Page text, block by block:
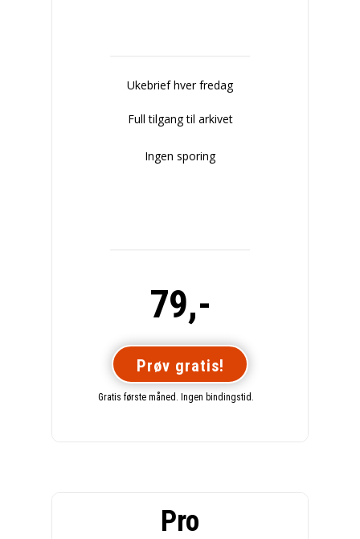
Ukebrief hver fredag
Full tilgang til arkivet
Ingen sporing
79,-
Prøv gratis!
Gratis første måned. Ingen bindingstid.
Pro